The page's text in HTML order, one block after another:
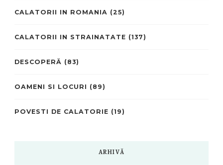
CALATORII IN ROMANIA (25)
CALATORII IN STRAINATATE (137)
DESCOPERĂ (83)
OAMENI SI LOCURI (89)
POVESTI DE CALATORIE (19)
ARHIVĂ